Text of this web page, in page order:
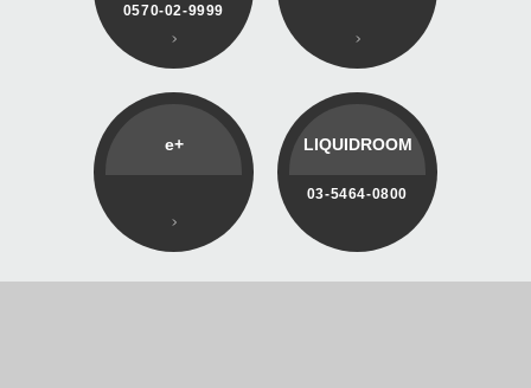
0570-02-9999
e+ LIQUIDROOM
03-5464-0800